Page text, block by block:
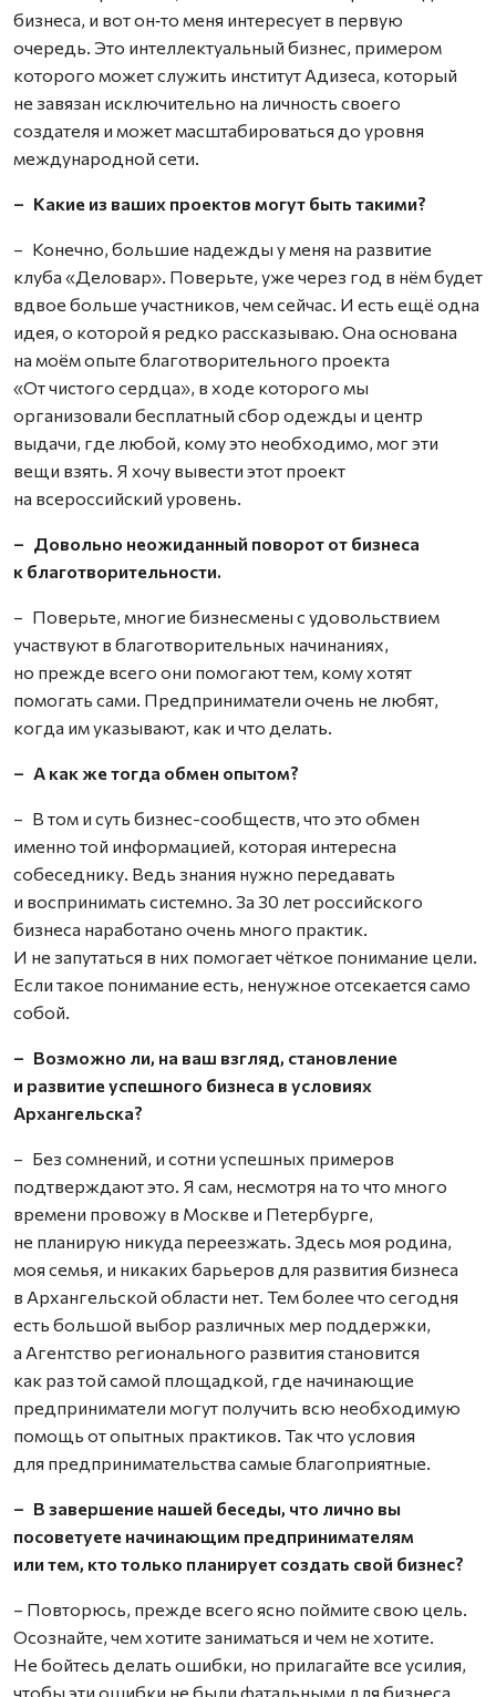
бизнеса, и вот он‑то меня интересует в первую
очередь. Это интеллектуальный бизнес, примером
которого может служить институт Адизеса, который
не завязан исключительно на личность своего
создателя и может масштабироваться до уровня
международной сети.
– Какие из ваших проектов могут быть такими?
– Конечно, большие надежды у меня на развитие
клуба «Деловар». Поверьте, уже через год в нём будет
вдвое больше участников, чем сейчас. И есть ещё одна
идея, о которой я редко рассказываю. Она основана
на моём опыте благотворительного проекта
«От чистого сердца», в ходе которого мы
организовали бесплатный сбор одежды и центр
выдачи, где любой, кому это необходимо, мог эти
вещи взять. Я хочу вывести этот проект
на всероссийский уровень.
– Довольно неожиданный поворот от бизнеса
к благотворительности.
– Поверьте, многие бизнесмены с удовольствием
участвуют в благотворительных начинаниях,
но прежде всего они помогают тем, кому хотят
помогать сами. Предприниматели очень не любят,
когда им указывают, как и что делать.
– А как же тогда обмен опытом?
– В том и суть бизнес-сообществ, что это обмен
именно той информацией, которая интересна
собеседнику. Ведь знания нужно передавать
и воспринимать системно. За 30 лет российского
бизнеса наработано очень много практик.
И не запутаться в них помогает чёткое понимание цели.
Если такое понимание есть, ненужное отсекается само
собой.
– Возможно ли, на ваш взгляд, становление
и развитие успешного бизнеса в условиях
Архангельска?
– Без сомнений, и сотни успешных примеров
подтверждают это. Я сам, несмотря на то что много
времени провожу в Москве и Петербурге,
не планирую никуда переезжать. Здесь моя родина,
моя семья, и никаких барьеров для развития бизнеса
в Архангельской области нет. Тем более что сегодня
есть большой выбор различных мер поддержки,
а Агентство регионального развития становится
как раз той самой площадкой, где начинающие
предприниматели могут получить всю необходимую
помощь от опытных практиков. Так что условия
для предпринимательства самые благоприятные.
– В завершение нашей беседы, что лично вы
посоветуете начинающим предпринимателям
или тем, кто только планирует создать свой бизнес?
– Повторюсь, прежде всего ясно поймите свою цель.
Осознайте, чем хотите заниматься и чем не хотите.
Не бойтесь делать ошибки, но прилагайте все усилия,
чтобы эти ошибки не были фатальными для бизнеса.